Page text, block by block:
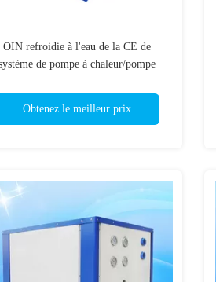
OIN refroidie à l'eau de la CE de
de pompe à chaleur/pompe
Obtenez le meilleur prix